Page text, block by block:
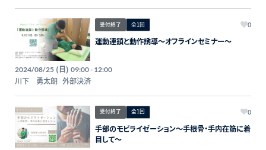
受付終了 全1回 0
運動連鎖と動作誘導〜オフラインセミナー〜
2024/08/25 (日) 09:00 - 12:00
川下 勇太朗 外部決済
受付終了 全1回 0
手部のモビライゼーション〜手根骨・手内在筋に着
目して〜